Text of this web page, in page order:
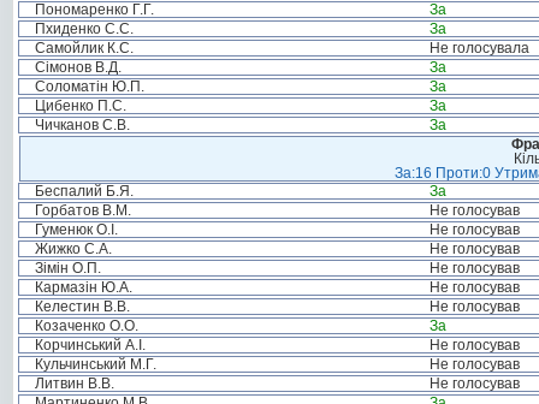
Пономаренко Г.Г.
За
Пхиденко С.С.
За
Самойлик К.С.
Не голосувала
Сімонов В.Д.
За
Соломатін Ю.П.
За
Цибенко П.С.
За
Чичканов С.В.
За
За:16 Проти:0
Беспалий Б.Я.
За
Горбатов В.М.
Не голосував
Гуменюк О.І.
Не голосував
Жижко С.А.
Не голосував
Зімін О.П.
Не голосував
Кармазін Ю.А.
Не голосував
Келестин В.В.
Не голосував
Козаченко О.О.
За
Корчинський А.І.
Не голосував
Кульчинський М.Г.
Не голосував
Литвин В.В.
Не голосував